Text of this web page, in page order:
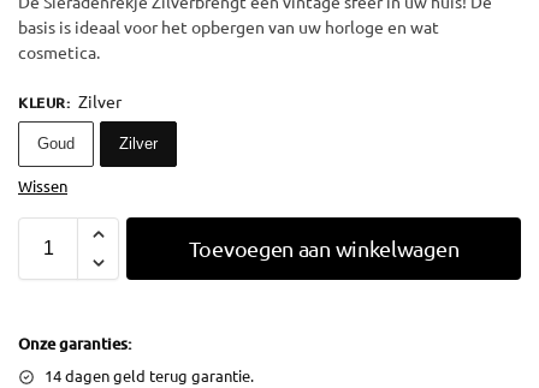
basis is ideaal voor het opbergen van uw horloge en wat
cosmetica.
KLEUR: Zilver
Goud Zilver
Wissen
Toevoegen aan winkelwagen
Onze garanties:
14 dagen geld terug garantie.